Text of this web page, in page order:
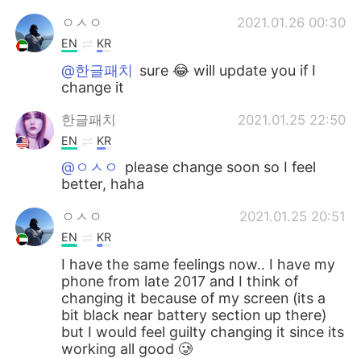
ㅇㅅㅇ 2021.01.26 00:30
EN KR
@한글패치 sure 😂 will update you if I
change it
한글패치 2021.01.25 22:50
EN KR
@ㅇㅅㅇ
please change soon so I feel
better, haha
ㅇㅅㅇ 2021.01.25 20:51
EN KR
I have the same feelings now.. I have my
phone from late 2017 and I think of
changing it because of my screen (its a
bit black near battery section up there)
but I would feel guilty changing it since its
working all good 🥲